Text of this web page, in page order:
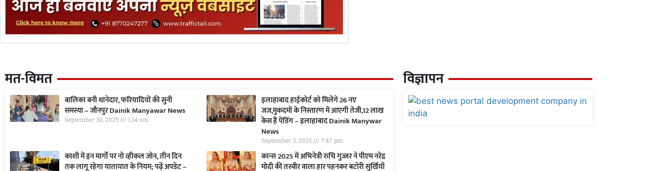
मत-विमत
बालिका बनी थानेदार, फरियादियों की सुनी
समस्या – जौनपुर Dainik Manyawar News
September 30, 2025 1:34 am
इलाहाबाद हाईकोर्ट को मिलेंगे 26 नए
जज,मुकदमों के निस्तारण में आएगी तेजी,12 लाख
केस हैं पेंडिंग – इलाहाबाद Dainik Manywar
News
September 3, 2025 7:47 pm
काशी में इन मार्गों पर नो व्हीकल जोन, तीन दिन
तक लागू रहेगा यातायात के नियम; पढ़ें अपडेट –
कान्स 2025 में अभिनेत्री रुचि गुज्जर ने पीएम नरेंद्र
मोदी की तस्वीर वाला हार पहनकर बटोरी सुर्खियाँ
विज्ञापन